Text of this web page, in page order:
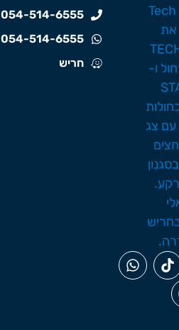
054-514-6555
054-514-6555
חריש